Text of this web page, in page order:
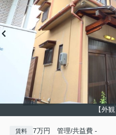
【外観
賃料 7万円 管理/共益費 -